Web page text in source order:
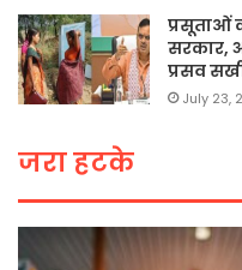
सरकार,
प्रसव
July 23,
जरा हटके